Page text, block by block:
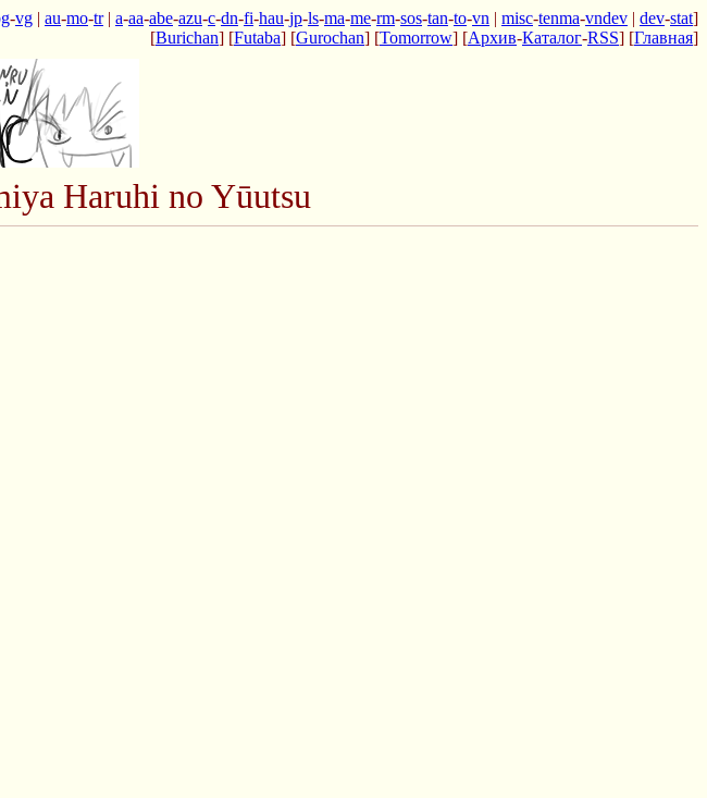
-vg | au-mo-tr| a-aa-abe-azu-c-dn-fi-hau-jp-ls-ma-me-rm-sos-tan-to-vn | misc-tenma-vndev | dev-stat]
[Burichan] [Futaba] [Gurochan] [Tomorrow] [Архив-Каталог-RSS] [Главная]
Haruhi no Yūutsu